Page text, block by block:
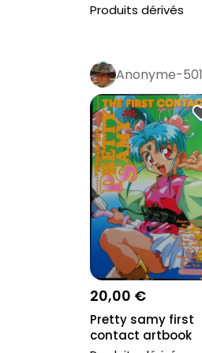
Produits dérivés
Anonyme-501
20,00 €
Pretty samy first
contact artbook